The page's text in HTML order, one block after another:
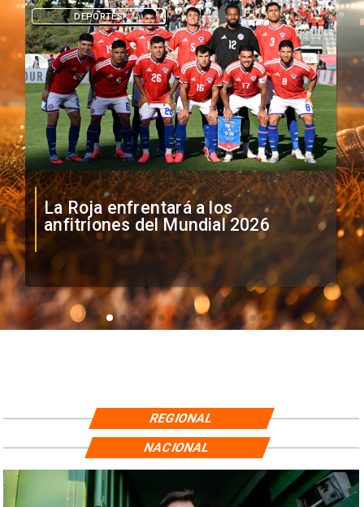
La Roja enfrentará a los
anfitriones del Mundial 2026
DEPORTES
REGIONAL
NACIONAL